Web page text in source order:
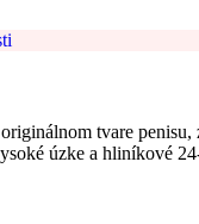
tvare
úzke a hliníkové